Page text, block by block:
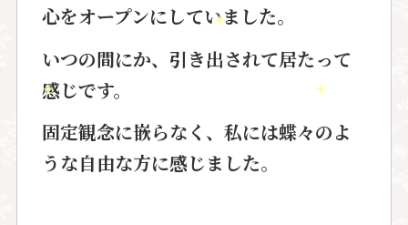
心をオープンにしていました。
いつの間にか、引き出されて居たって
感じです。
固定観念に嵌らなく、私には蝶々のよ
うな自由な方に感じました。